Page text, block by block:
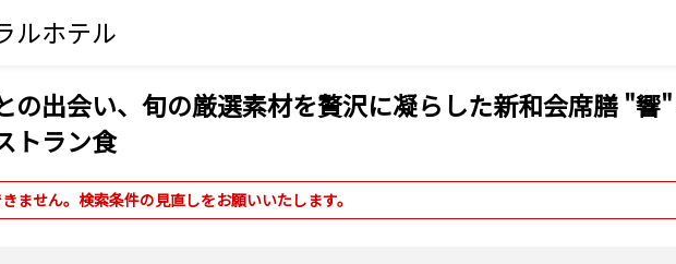
ルホテル
の出会い、旬の厳選素材を贅沢に凝らした新和会席膳 "響
トラン食
ません。検索条件の見直しをお願いいたします。